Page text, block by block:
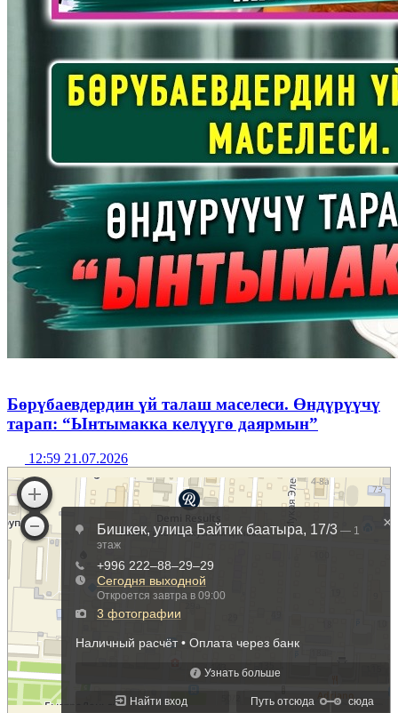
Бөрүбаевдердин үй талаш маселеси. Өндүрүүчү
тарап: “Ынтымакка келүүгө даярмын”
12:59 21.07.2026